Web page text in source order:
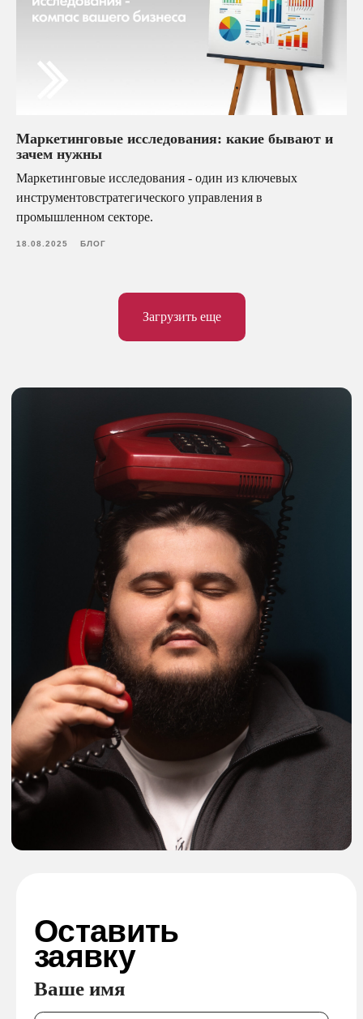
Маркетинговые исследования: какие бывают и
зачем нужны
Маркетинговые исследования - один из ключевых
инструментовстратегического управления в
промышленном секторе.
18.08.2025 БЛОГ
Загрузить еще
Ваше имя
Я даю свое согласие на получение рекламной
информации (в том числе в форме рекламной
рассылки) по предоставленным средствам связи в
соответствии с ФЗ от 13.03.2006 N 38-ФЗ "О
рекламе" Подробнее:форма согласия
согласие на обработку персональных
в соответствии с
Отправить
Оставить
заявку
Контакты
Елена Осипова
Руководитель отдела
клиентского сервиса
media@vikingas.ru
+7 (920) 071-45-82